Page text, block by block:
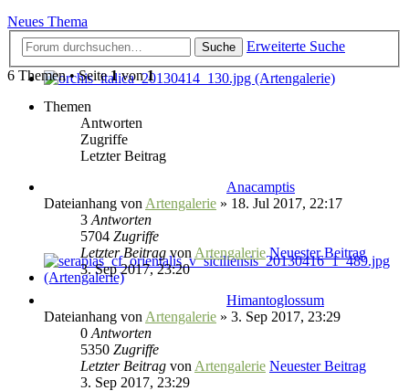
Neues Thema
Suche
Erweiterte Suche
6 Themen • Seite1von1
Themen
Antworten
Zugriffe
Letzter Beitrag
Anacamptis
Dateianhang von Artengalerie » 18. Jul 2017, 22:17
3 Antworten
5704 Zugriffe
Letzter Beitragvon Artengalerie Neuester Beitrag
3. Sep 2017, 23:20
Himantoglossum
Dateianhang von Artengalerie » 3. Sep 2017, 23:29
0 Antworten
5350 Zugriffe
Letzter Beitrag von Artengalerie Neuester Beitrag
3. Sep 2017, 23:29